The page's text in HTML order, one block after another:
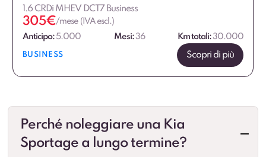
1.6 CRDi MHEV DCT7 Business
305€/mese (IVA escl.)
Anticipo:5.000 Mesi:36 Km totali:30.000
BUSINESS Scopri di più
Perché noleggiare una Kia
Sportage a lungo termine?